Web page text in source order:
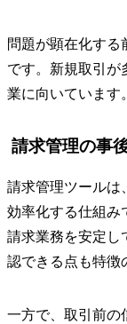
問題が顕在化する
です。新規取引が
業に向いています。
請求管理の事
請求管理ツールは
効率化する仕組み
請求業務を安定し
認できる点も特徴
一方で、取引前の